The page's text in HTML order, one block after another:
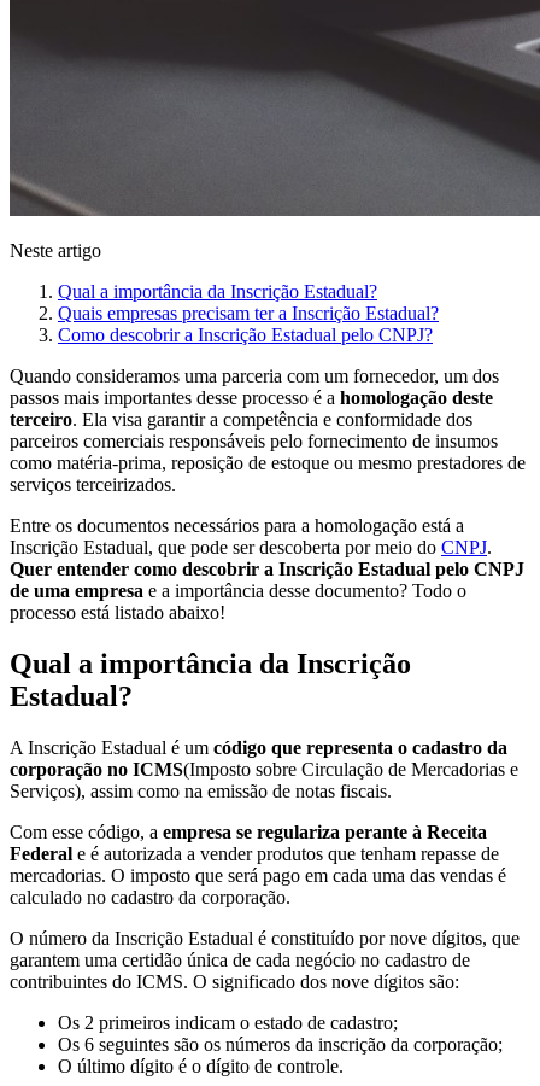
Neste artigo
Qual a importância da Inscrição Estadual?
Quais empresas precisam ter a Inscrição Estadual?
Como descobrir a Inscrição Estadual pelo CNPJ?
Quando consideramos uma parceria com um fornecedor, um dos
passos mais importantes desse processo é a homologação deste
terceiro. Ela visa garantir a competência e conformidade dos
parceiros comerciais responsáveis pelo fornecimento de insumos
como matéria-prima, reposição de estoque ou mesmo prestadores de
serviços terceirizados.
Entre os documentos necessários para a homologação está a
Inscrição Estadual, que pode ser descoberta por meio do CNPJ.
Quer entender como descobrir a Inscrição Estadual pelo CNPJ
de uma empresa e a importância desse documento? Todo o
processo está listado abaixo!
Qual a importância da Inscrição
Estadual?
A Inscrição Estadual é um código que representa o cadastro da
corporação no ICMS(Imposto sobre Circulação de Mercadorias e
Serviços), assim como na emissão de notas fiscais.
Com esse código, a empresa se regulariza perante à Receita
Federal e é autorizada a vender produtos que tenham repasse de
mercadorias. O imposto que será pago em cada uma das vendas é
calculado no cadastro da corporação.
O número da Inscrição Estadual é constituído por nove dígitos, que
garantem uma certidão única de cada negócio no cadastro de
contribuintes do ICMS. O significado dos nove dígitos são:
Os 2 primeiros indicam o estado de cadastro;
Os 6 seguintes são os números da inscrição da corporação;
O último dígito é o dígito de controle.